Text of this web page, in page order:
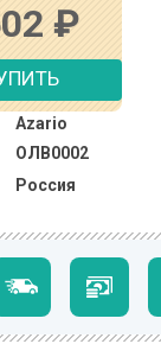
₽
Azario
ОЛВ0002
Россия